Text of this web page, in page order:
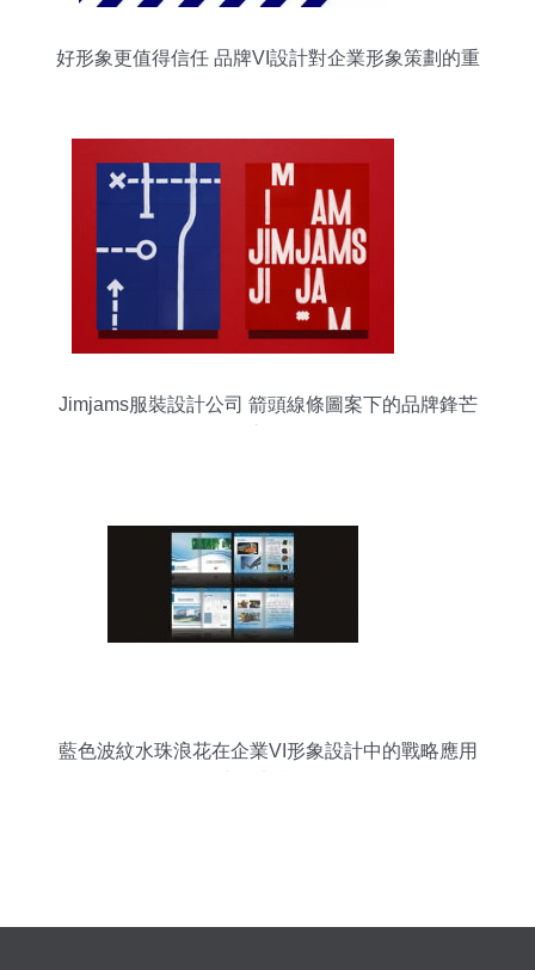
好形象更值得信任 品牌VI設計對企業形象策劃的重
Jimjams服裝設計公司 箭頭線條圖案下的品牌鋒芒
藍色波紋水珠浪花在企業VI形象設計中的戰略應用